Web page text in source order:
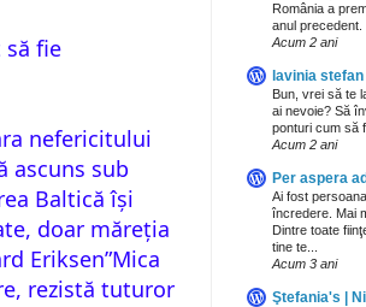
fie
nefericitului
ascuns sub
Baltică își
doar măreția
Eriksen”Mica
rezistă tuturor
România a
anul
Acum 2 ani
lavinia stefan
Bun, vrei să te
ai nevoie? Să
ponturi cum să
Acum 2 ani
Per aspera
Ai fost
încredere. Mai
Dintre toate
tine te...
Acum 3 ani
Ştefania's |